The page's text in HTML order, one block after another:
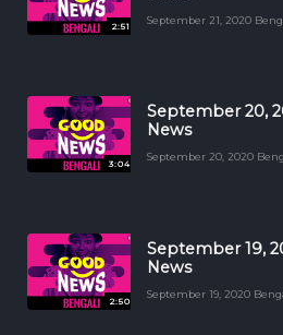
2:51
September 21, 2020
3:04
September 20,
News
September 20, 2020
2:50
September 19,
News
September 19, 2020